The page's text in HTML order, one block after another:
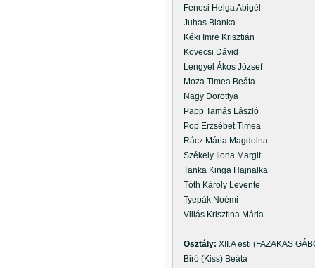
Fenesi Helga Abigél
Juhas Bianka
Kéki Imre Krisztián
Kövecsi Dávid
Lengyel Ákos József
Moza Timea Beáta
Nagy Dorottya
Papp Tamás László
Pop Erzsébet Timea
Rácz Mária Magdolna
Székely Ilona Margit
Tanka Kinga Hajnalka
Tóth Károly Levente
Tyepák Noémi
Villás Krisztina Mária
Osztály: XII.A esti (FAZAKAS
Biró (Kiss) Beáta